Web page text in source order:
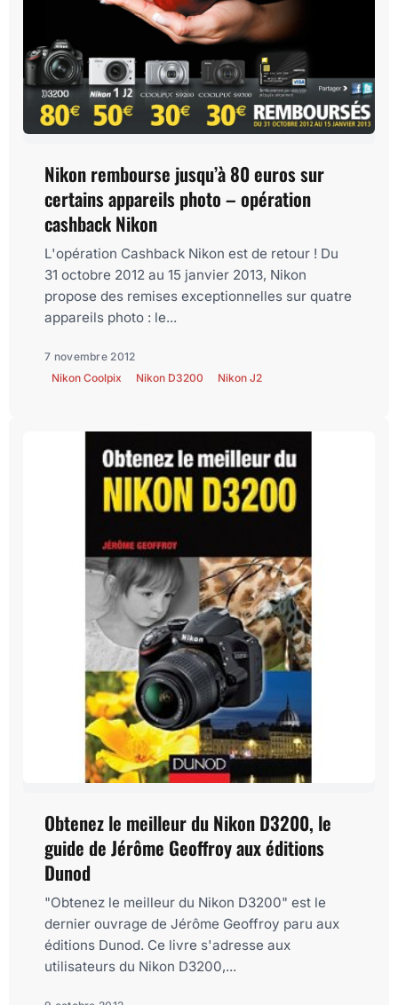
Nikon rembourse jusqu’à 80 euros sur
certains appareils photo – opération
cashback Nikon
L'opération Cashback Nikon est de retour ! Du
31 octobre 2012 au 15 janvier 2013, Nikon
propose des remises exceptionnelles sur quatre
appareils photo : le...
7 novembre 2012
Nikon Coolpix
Nikon D3200 Nikon J2
Obtenez le meilleur du Nikon D3200, le
guide de Jérôme Geoffroy aux éditions
Dunod
"Obtenez le meilleur du Nikon D3200" est le
dernier ouvrage de Jérôme Geoffroy paru aux
éditions Dunod. Ce livre s'adresse aux
utilisateurs du Nikon D3200,...